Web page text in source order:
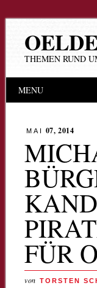
THEMEN RUND
Inhalt
MENU
MAI 07, 2014
FÜR
von TORSTEN